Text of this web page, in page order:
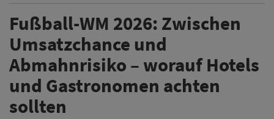
Fußball-WM 2026: Zwischen
Umsatzchance und
Abmahnrisiko – worauf Hotels
und Gastronomen achten
sollten